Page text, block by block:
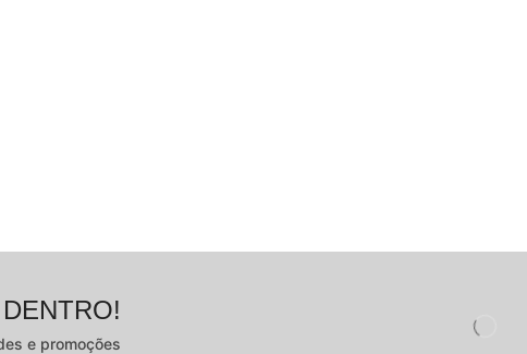
e promoções